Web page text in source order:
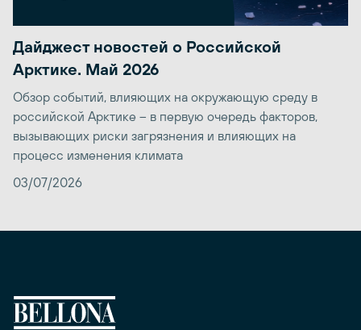
Дайджест новостей о Российской
Арктике. Май 2026
Обзор событий, влияющих на окружающую среду в
российской Арктике – в первую очередь факторов,
вызывающих риски загрязнения и влияющих на
процесс изменения климата
03/07/2026